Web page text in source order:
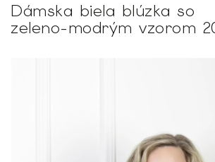
Dámska biela blúzka so
zeleno-modrým vzorom